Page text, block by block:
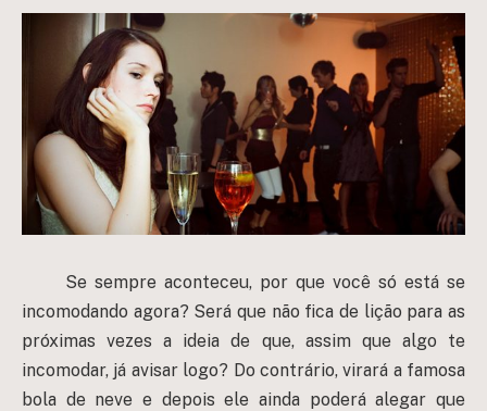
Se sempre aconteceu, por que você só está se
incomodando agora? Será que não fica de lição para as
próximas vezes a ideia de que, assim que algo te
incomodar, já avisar logo? Do contrário, virará a famosa
bola de neve e depois ele ainda poderá alegar que